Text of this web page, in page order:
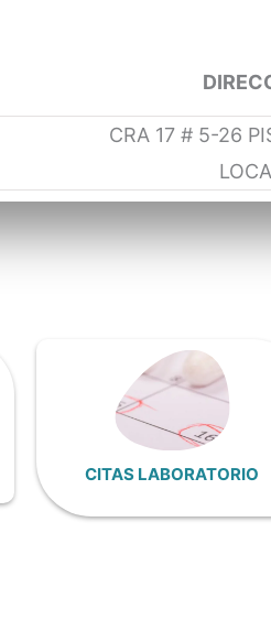
CRA 17 # 5-26
CITAS LABORATORIO